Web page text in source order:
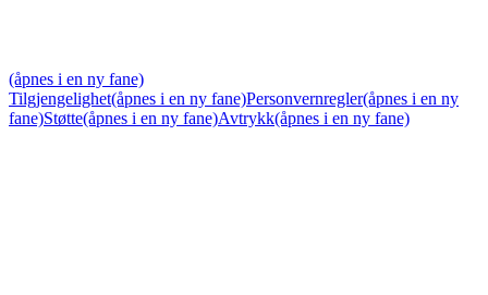
(åpnes i en ny fane)
Tilgjengelighet(åpnes i en ny fane)Personvernregler(åpnes i en ny
fane)Støtte(åpnes i en ny fane)Avtrykk(åpnes i en ny fane)